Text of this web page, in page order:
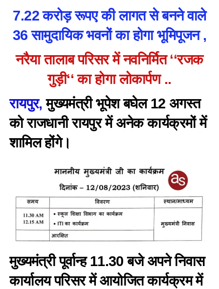
7.22 करोड़ रूपए की लागत से बनने वाले
36 सामुदायिक भवनों का होगा भूमिपूजन ,
नरैया तालाब परिसर में नवनिर्मित ‘‘रजक
गुड़ी‘‘ का होगा लोकार्पण ..
रायपुर, मुख्यमंत्री भूपेश बघेल 12 अगस्त
को राजधानी रायपुर में अनेक कार्यक्रमों में
शामिल होंगे।
मुख्यमंत्री पूर्वान्ह 11.30 बजे अपने निवास
कार्यालय परिसर में आयोजित कार्यक्रम में